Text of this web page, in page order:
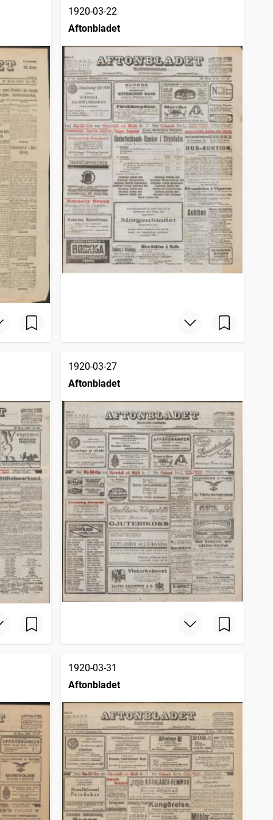
1920-03-22
Aftonbladet
1920-03-27
Aftonbladet
1920-03-31
Aftonbladet